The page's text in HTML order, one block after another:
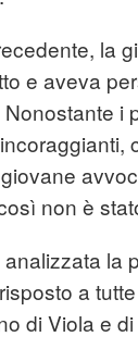
la
e aveva
i
non è
la
a
di Viola e